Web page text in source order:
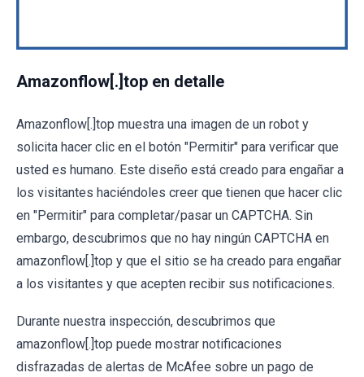
Amazonflow[.]top en detalle
Amazonflow[.]top muestra una imagen de un robot y
solicita hacer clic en el botón "Permitir" para verificar que
usted es humano. Este diseño está creado para engañar a
los visitantes haciéndoles creer que tienen que hacer clic
en "Permitir" para completar/pasar un CAPTCHA. Sin
embargo, descubrimos que no hay ningún CAPTCHA en
amazonflow[.]top y que el sitio se ha creado para engañar
a los visitantes y que acepten recibir sus notificaciones.
Durante nuestra inspección, descubrimos que
amazonflow[.]top puede mostrar notificaciones
disfrazadas de alertas de McAfee sobre un pago de